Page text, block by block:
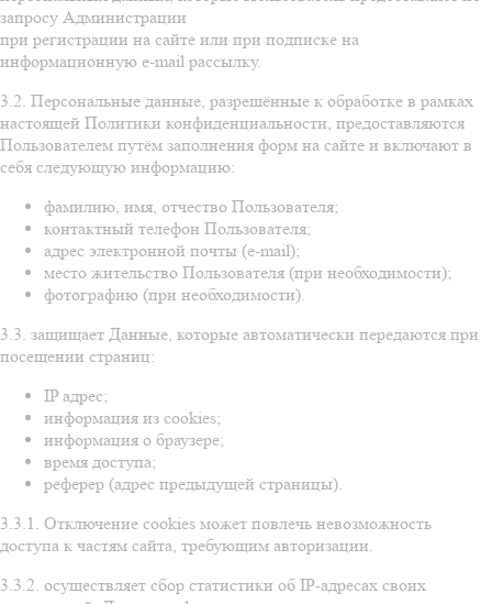
запросу Администрации
при регистрации на сайте или при подписке на
информационную e-mail рассылку.
3.2. Персональные данные, разрешённые к обработке в рамках
настоящей Политики конфиденциальности, предоставляются
Пользователем путём заполнения форм на сайте и включают в
себя следующую информацию:
фамилию, имя, отчество Пользователя;
контактный телефон Пользователя;
адрес электронной почты (e-mail);
место жительство Пользователя (при необходимости);
фотографию (при необходимости).
3.3. защищает Данные, которые автоматически передаются при
посещении страниц:
IP адрес;
информация из cookies;
информация о браузере;
время доступа;
реферер (адрес предыдущей страницы).
3.3.1. Отключение cookies может повлечь невозможность
доступа к частям сайта, требующим авторизации.
3.3.2. осуществляет сбор статистики об IP-адресах своих